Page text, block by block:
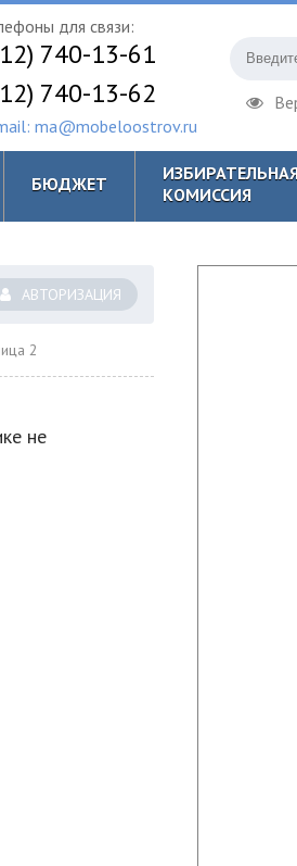
для связи:
740-13-61
740-13-62
ma@mobeloostrov.ru
БЮДЖЕТ
ИЗБИРАТЕЛЬНАЯ
КОМИССИЯ
АВТОРИЗАЦИЯ
2
не